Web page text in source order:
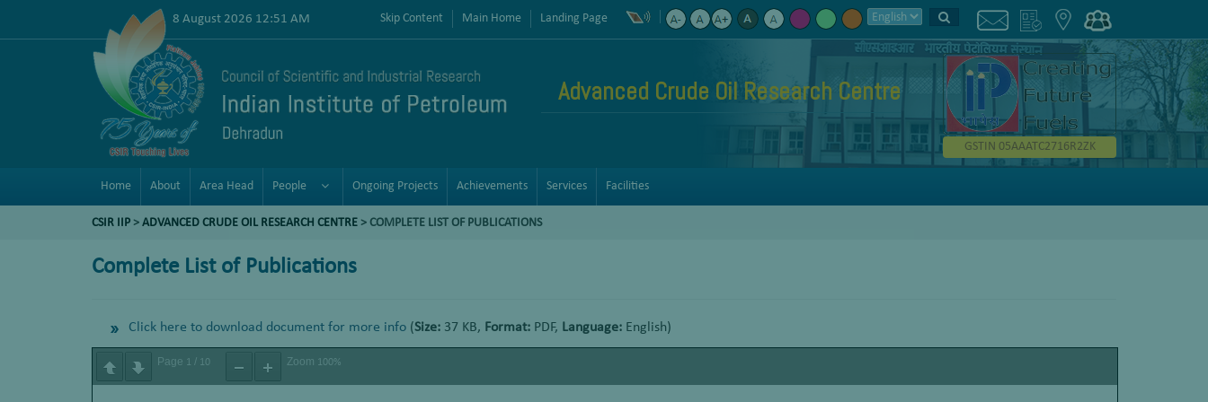
8 August 2026 12:51 AM Skip Content Main Home Landing Page
Advanced Crude Oil Research Centre
GSTIN 05AAATC2716R2ZK
Home About Area Head People Ongoing Projects Achievements Services Facilities
CSIR IIP > ADVANCED CRUDE OIL RESEARCH CENTRE > COMPLETE LIST OF PUBLICATIONS
Complete List of Publications
Click here to download document for more info (Size: 37 KB, Format: PDF, Language: English)
Page 1 / 10 Zoom 100%